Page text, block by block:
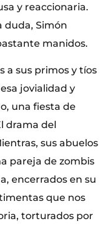
y reaccionaria.
duda, Simón
manidos.
a sus primos y tíos
jovialidad y
una fiesta de
drama del
sus abuelos
pareja de zombis
encerrados en su
que nos
torturados por